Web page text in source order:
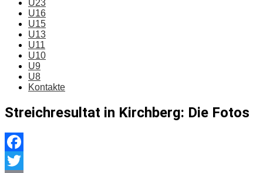
U23
U16
U15
U13
U11
U10
U9
U8
Kontakte
Streichresultat in Kirchberg: Die Fotos
Facebook